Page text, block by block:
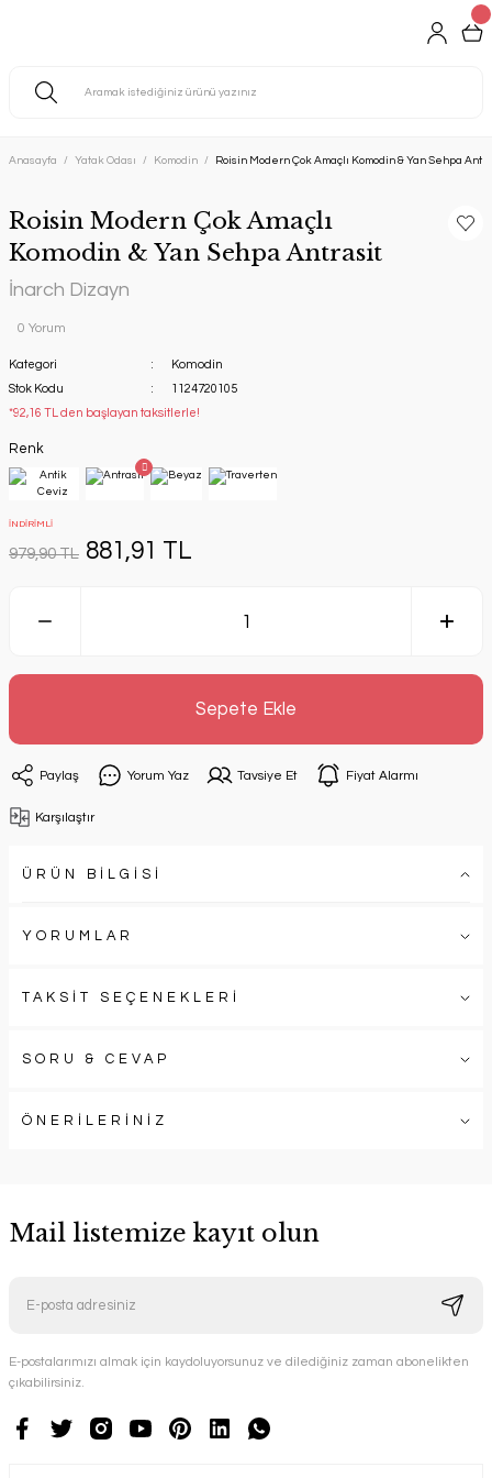
Anasayfa Yatak Odası Komodin Roisin Modern Çok Amaçlı Komodin & Yan Sehpa
Roisin Modern Çok Amaçlı
Komodin & Yan Sehpa Antrasit
İnarch Dizayn
0 Yorum
Kategori
Komodin
Stok Kodu
1124720105
*92,16 TL den başlayan taksitlerle!
Renk
İNDİRİMLİ
979,90 TL 881,91 TL
Sepete Ekle
Paylaş Yorum Yaz Tavsiye Et Fiyat Alarmı
Karşılaştır
ÜRÜN BİLGİSİ
YORUMLAR
TAKSİT SEÇENEKLERİ
SORU & CEVAP
ÖNERİLERİNİZ
Mail listemize kayıt olun
E-postalarımızı almak için kaydoluyorsunuz ve dilediğiniz zaman abonelikten
çıkabilirsiniz.